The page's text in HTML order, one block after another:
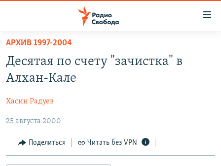
упрощенного
доступа
Вернуться
основному
Вернутся
главной
навигации
ПОДКАСТЫ
ЦИТАТЫ СВОБОДЫ
МНЕНИЯ
КУЛЬТУРА
IDEL.РЕАЛИИ
АРХИВ 1997-2004
Десятая по счету "зачистка" в
Алхан-Кале
Хасин Радуев
25 августа 2000
Поделиться Читать без VPN